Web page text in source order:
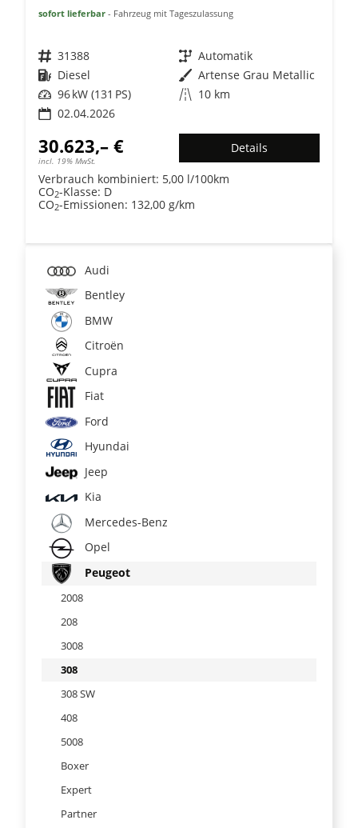
sofort lieferbar Fahrzeug mit Tageszulassung
Fahrzeugnr. 31388 Getriebe Automatik
Kraftstoff Diesel Außenfarbe Artense Grau Metallic
Leistung 96 kW (131 PS) Kilometerstand 10 km
02.04.2026
30.623,– €
incl. 19% MwSt.
Details
Verbrauch kombiniert: 5,00 l/100km
CO2-Klasse: D
CO2-Emissionen: 132,00 g/km
Audi
Bentley
BMW
Citroën
Cupra
Fiat
Ford
Hyundai
Jeep
Kia
Mercedes-Benz
Opel
Peugeot
2008
208
3008
308
308 SW
408
5008
Boxer
Expert
Partner